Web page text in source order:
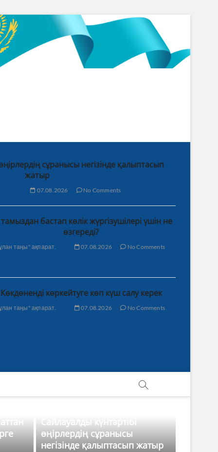
сұранысы негізінде қалыптасып
жатыр
07.08.2026 No Comments
бастап көлік жүргізушілері үшін не
өзгереді?
таңы" ақпарат. 07.08.2026 No Comments
Көкдөненді көркейтуге көп күш салу керек
таңы" ақпарат. 07.08.2026 No Comments
Сайлауалды күнтәртібі
өңірлердің сұранысы
негізінде қалыптасып жатыр